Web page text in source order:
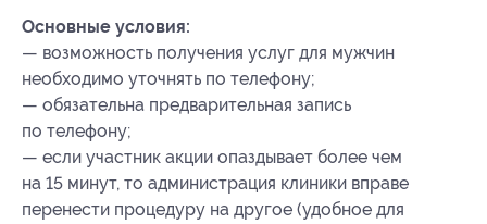
Основные условия:
— возможность получения услуг для мужчин
необходимо уточнять по телефону;
— обязательна предварительная запись
по телефону;
— если участник акции опаздывает более чем
на 15 минут, то администрация клиники вправе
перенести процедуру на другое (удобное для